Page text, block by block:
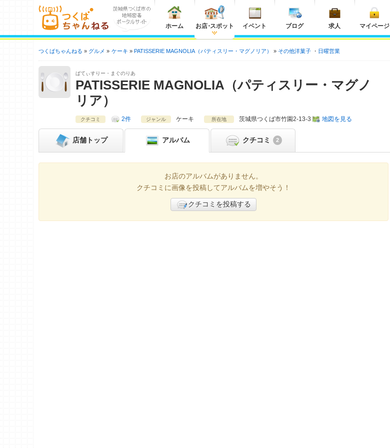
ホーム お店・スポット イベント ブログ 求人 マイページ
つくばちゃんねる グルメ ケーキ PATISSERIE MAGNOLIA（パティスリー・マグノリア） その他洋菓子 日曜営業
ぱてぃすりー・まぐのりあ
PATISSERIE MAGNOLIA（パティスリー・マグノ
リア）
クチコミ 2件 ジャンル ケーキ 所在地 茨城県つくば市竹園2-13-3 地図を見る
店舗 トップ アルバム クチコミ 2
お店のアルバムがありません。
クチコミに画像を投稿してアルバムを増やそう！
クチコミを投稿する